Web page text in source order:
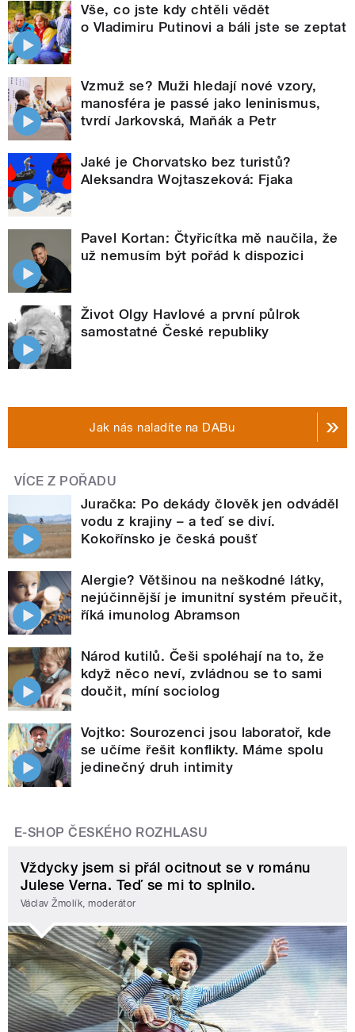
Vše, co jste kdy chtěli vědět
o Vladimiru Putinovi a báli jste se zeptat
Vzmuž se? Muži hledají nové vzory,
manosféra je passé jako leninismus,
tvrdí Jarkovská, Maňák a Petr
Jaké je Chorvatsko bez turistů?
Aleksandra Wojtaszeková: Fjaka
Pavel Kortan: Čtyřicítka mě naučila, že
už nemusím být pořád k dispozici
Život Olgy Havlové a první půlrok
samostatné České republiky
Jak nás naladíte na DABu
VÍCE Z POŘADU
Juračka: Po dekády člověk jen odváděl
vodu z krajiny – a teď se diví.
Kokořínsko je česká poušť
Alergie? Většinou na neškodné látky,
nejúčinnější je imunitní systém přeučit,
říká imunolog Abramson
Národ kutilů. Češi spoléhají na to, že
když něco neví, zvládnou se to sami
doučit, míní sociolog
Vojtko: Sourozenci jsou laboratoř, kde
se učíme řešit konflikty. Máme spolu
jedinečný druh intimity
E-SHOP ČESKÉHO ROZHLASU
Vždycky jsem si přál ocitnout se v románu
Julese Verna. Teď se mi to splnilo.
Václav Žmolík, moderátor